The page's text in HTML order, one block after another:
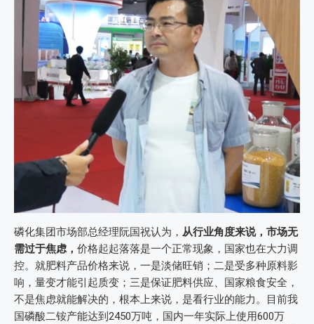
磷化集团市场部总经理阮国祝认为， 从行业角度来说，市场无
需过于焦虑， 价格起起落落是一个正常现象，国家也在大力调
控。就肥料产品价格来说，一是淡储旺销；二是受多种原料影
响，量变才能引起质变；三是保证肥料供应、国家粮食安全，
不是焦虑就能解决的，根本上来说，是看行业的能力。目前我
国磷酸二铵产能达到2450万吨，国内一年实际上使用600万